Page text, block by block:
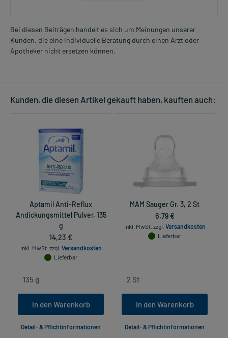
Bei diesen Beiträgen handelt es sich um Meinungen unserer
Kunden, die eine individuelle Beratung durch einen Arzt oder
Apotheker nicht ersetzen können.
Kunden, die diesen Artikel gekauft haben, kauften auch:
Aptamil Anti-Reflux
Andickungsmittel Pulver, 135
g
14,23 €
inkl. MwSt. zzgl. Versandkosten
Lieferbar
In den Warenkorb
Detail- & Pflichtinformationen
MAM Sauger Gr. 3, 2 St
6,79 €
inkl. MwSt. zzgl. Versandkosten
Lieferbar
In den Warenkorb
Detail- & Pflichtinformationen